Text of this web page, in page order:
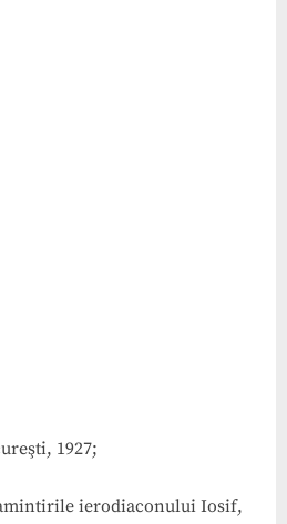
1927;
ierodiaconului Iosif,